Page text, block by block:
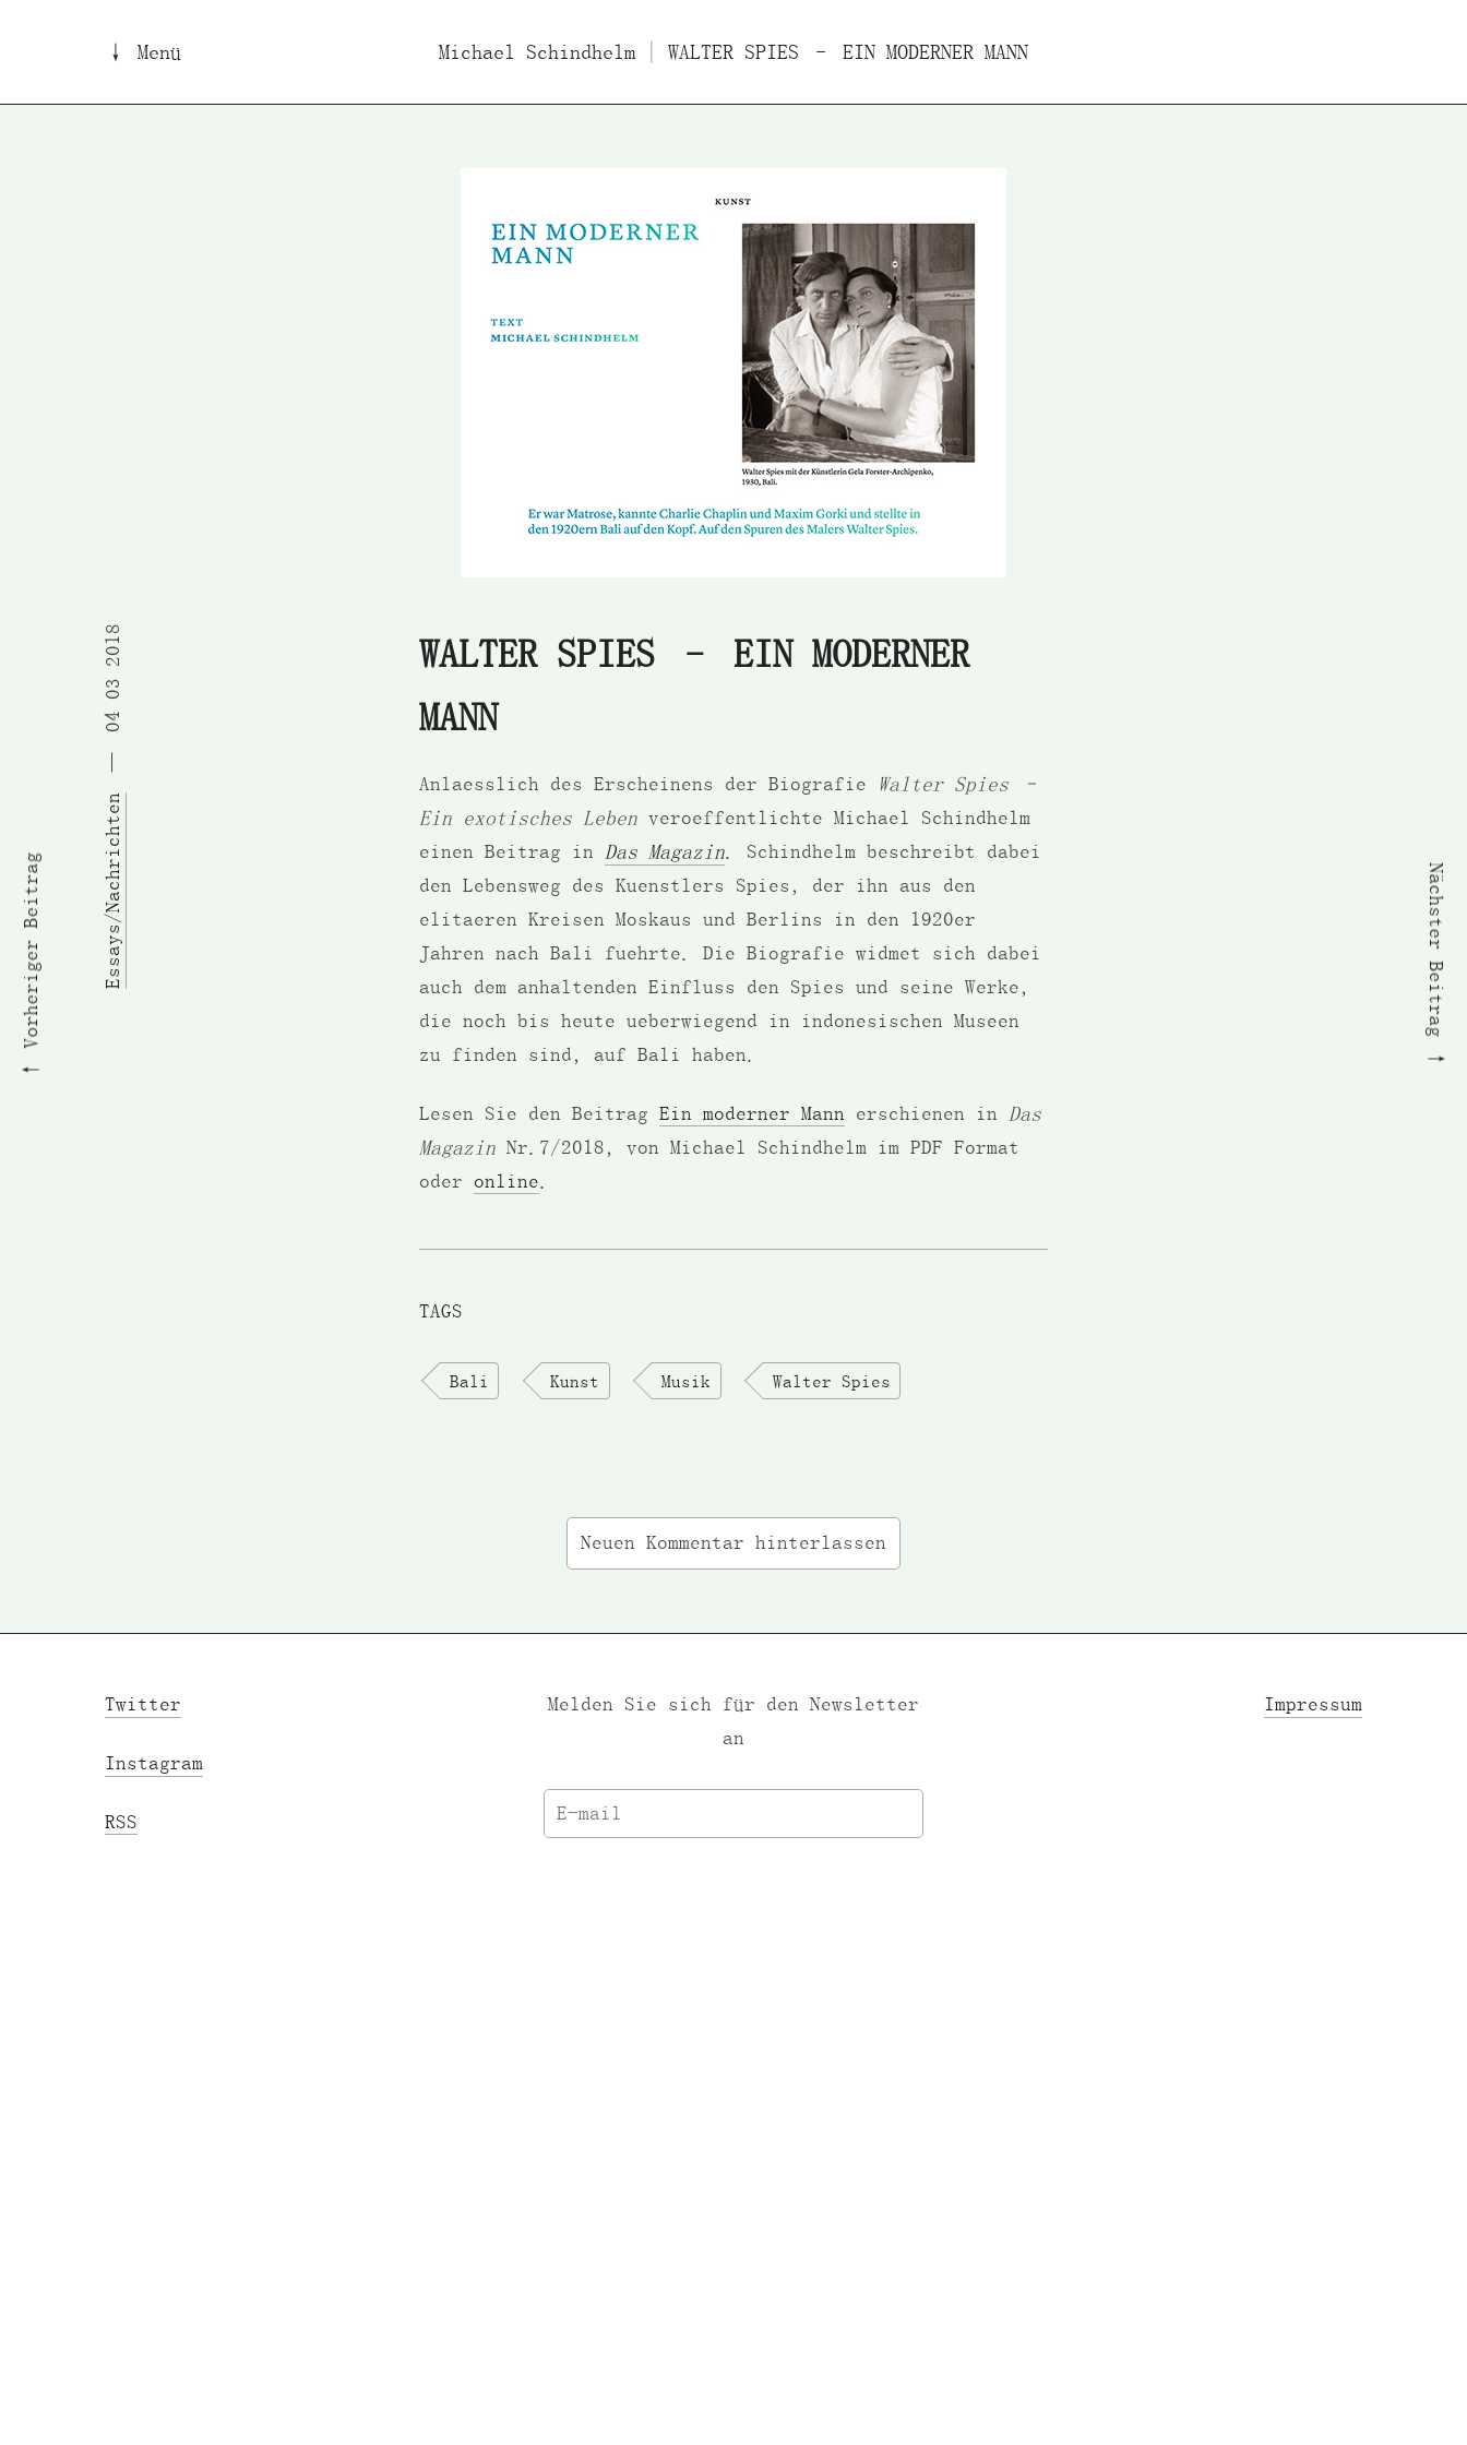
↓ Menü Michael Schindhelm | WALTER SPIES – EIN MODERNER MANN
Bücher Filme Essays/Interviews Vorträge
Essays/Nachrichten
04 03 2018
WALTER SPIES – EIN MODERNER
MANN
Anlaesslich des Erscheinens der Biografie
Walter Spies –
Ein exotisches Leben veroeffentlichte Michael Schindhelm
einen Beitrag in Das Magazin . Schindhelm beschreibt dabei
den Lebensweg des Kuenstlers Spies, der ihn aus den
elitaeren Kreisen Moskaus und Berlins in den 1920er
Jahren nach Bali fuehrte. Die Biografie widmet sich dabei
auch dem anhaltenden Einfluss den Spies und seine Werke,
die noch bis heute ueberwiegend in indonesischen Museen
zu finden sind, auf Bali haben.
Lesen Sie den Beitrag Ein moderner Mann erschienen in Das
Magazin Nr.7/2018, von Michael Schindhelm im PDF Format
oder online
TAGS
Bali Kunst Musik Walter Spies
Vorheriger Beitrag Nächster Beitrag
Neuen Kommentar hinterlassen
Twitter
Instagram
RSS
Melden Sie sich für den Newsletter
an
Impressum